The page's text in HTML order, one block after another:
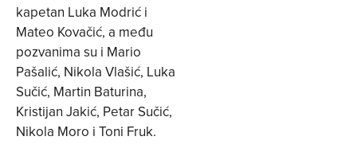
kapetan Luka Modrić i
Mateo Kovačić, a među
pozvanima su i Mario
Pašalić, Nikola Vlašić, Luka
Sučić, Martin Baturina,
Kristijan Jakić, Petar Sučić,
Nikola Moro i Toni Fruk.